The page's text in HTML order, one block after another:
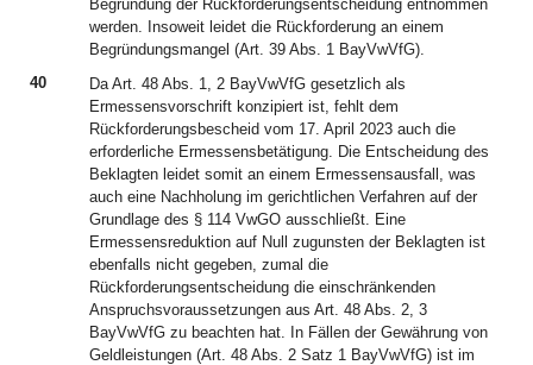
Begründung der Rückforderungsentscheidung entnommen
werden. Insoweit leidet die Rückforderung an einem
Begründungsmangel (Art. 39 Abs. 1 BayVwVfG).
40
Da Art. 48 Abs. 1, 2 BayVwVfG gesetzlich als
Ermessensvorschrift konzipiert ist, fehlt dem
Rückforderungsbescheid vom 17. April 2023 auch die
erforderliche Ermessensbetätigung. Die Entscheidung des
Beklagten leidet somit an einem Ermessensausfall, was
auch eine Nachholung im gerichtlichen Verfahren auf der
Grundlage des § 114 VwGO ausschließt. Eine
Ermessensreduktion auf Null zugunsten der Beklagten ist
ebenfalls nicht gegeben, zumal die
Rückforderungsentscheidung die einschränkenden
Anspruchsvoraussetzungen aus Art. 48 Abs. 2, 3
BayVwVfG zu beachten hat. In Fällen der Gewährung von
Geldleistungen (Art. 48 Abs. 2 Satz 1 BayVwVfG) ist im